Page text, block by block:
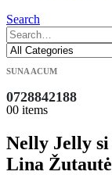
Search
SUNA ACUM
0728842188
00 items
Nelly Jelly si
Lina Žutautė